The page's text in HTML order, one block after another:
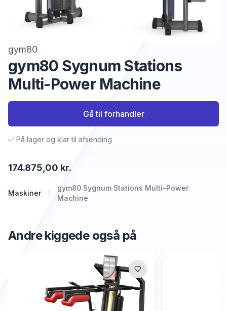
gym80
gym80 Sygnum Stations
Multi-Power Machine
Maskiner
gym80 Sygnum Stations Multi-Power
Machine
174.875,00 kr.
✅ På lager og klar til afsending
Gå til forhandler
Andre kiggede også på